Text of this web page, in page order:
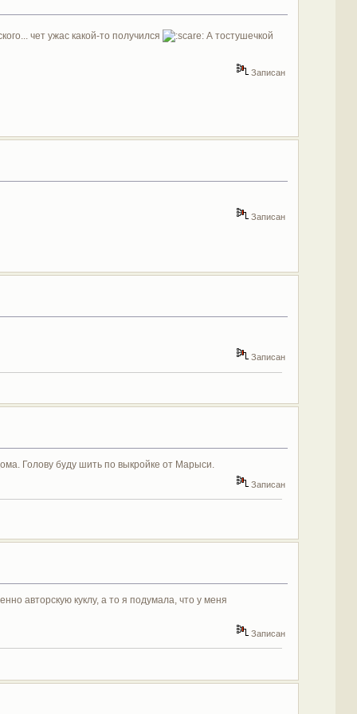
чет ужас какой-то получился
А тостушечкой
Записан
Записан
Записан
Голову буду шить по выкройке от Марыси.
Записан
авторскую куклу, а то я подумала, что у меня
Записан